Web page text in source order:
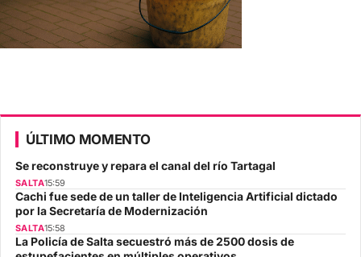
ÚLTIMO MOMENTO
Se reconstruye y repara el canal del río Tartagal
SALTA15:59
Cachi fue sede de un taller de Inteligencia Artificial dictado
por la Secretaría de Modernización
SALTA15:58
La Policía de Salta secuestró más de 2500 dosis de